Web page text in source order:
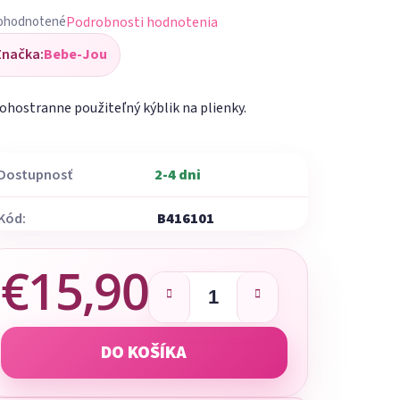
Podrobnosti hodnotenia
Bebe-Jou
použiteľný kýblik na plienky.
2-4 dni
B416101
€15,90
Jednotková cena:
DO KOŠÍKA